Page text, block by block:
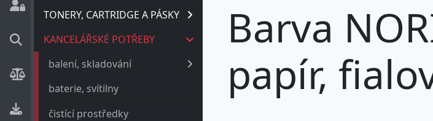
TONERY, CARTRIDGE A PÁSKY
KANCELÁŘSKÉ POTŘEBY
balení, skladování
baterie, svítilny
čistící prostředky
Barva
papír,